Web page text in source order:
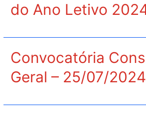
do Ano Letivo
Convocatória
Geral – 25/07/2024